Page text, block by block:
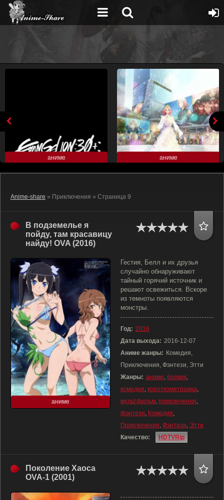
аниме аниме
Anime-share » Приключения » Страница 9
В подземелье я
пойду, там красавицу
найду! OVA (2016)
аниме
Гестия, Белл и их друзья
случайно обнаруживают
тайный горячий источник и
решают освежиться. Вскоре
из темноты появляются
монстры.
Год: 2016
Дата выхода: 2016-12-07
Аниме жанры: Комедия,
Приключения, Фэнтези, Этти
Жанры: аниме, боевик,
комедия, короткометражка,
мультфильм, приключения,
фэнтези, Комедия,
Приключения, Фэнтези, Этти
Качество:
HDTVRip
Поколение Хаоса
OVA-1 (2001)